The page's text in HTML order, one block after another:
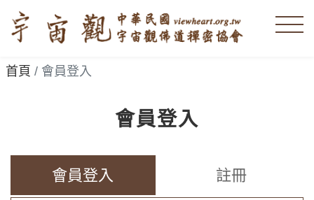
首頁 會員登入
會員登入
會員登入 註冊